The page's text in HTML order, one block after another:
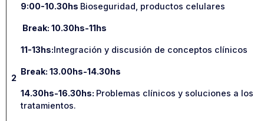
2
9:00-10.30hs Bioseguridad, productos celulares
Break: 10.30hs-11hs
11-13hs:Integración y discusión de conceptos clínicos
Break: 13.00hs-14.30hs
14.30hs-16.30hs: Problemas clínicos y soluciones a los
tratamientos.